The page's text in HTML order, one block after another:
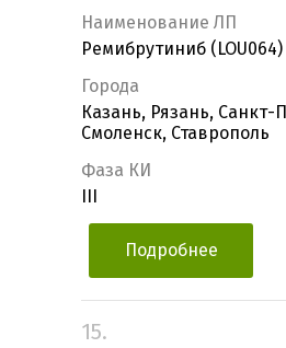
Наименование ЛП
Ремибрутиниб (LOU064)
Города
Казань, Рязань, Санкт-
Смоленск, Ставрополь
Фаза КИ
Подробнее
15.